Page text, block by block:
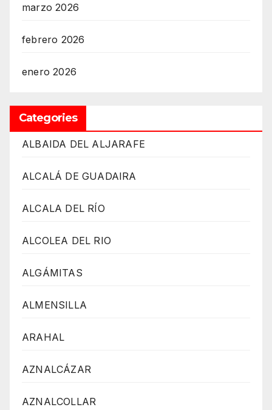
marzo 2026
febrero 2026
enero 2026
Categories
ALBAIDA DEL ALJARAFE
ALCALÁ DE GUADAIRA
ALCALA DEL RÍO
ALCOLEA DEL RIO
ALGÁMITAS
ALMENSILLA
ARAHAL
AZNALCÁZAR
AZNALCOLLAR